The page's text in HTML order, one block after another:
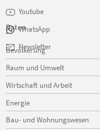
Youtube
WhatsApp
Newsletter
Daten
Navigation
überspringen
Bevölkerung
Raum und Umwelt
Wirtschaft und Arbeit
Energie
Bau- und Wohnungswesen